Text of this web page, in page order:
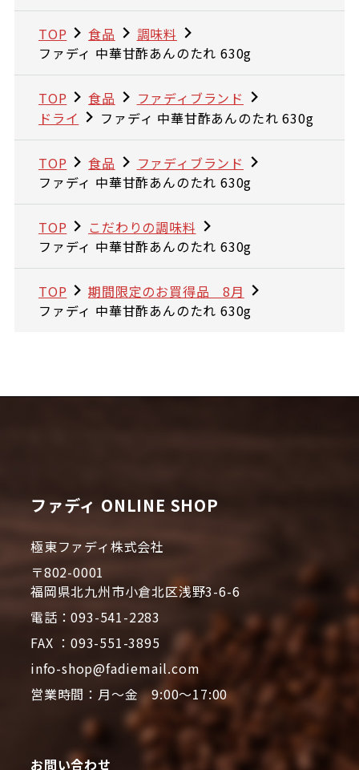
TOP 食品
調味料
ファディ 中華甘酢あんのたれ 630g
TOP 食品
ファディブランド
ドライ
ファディ 中華甘酢あんのたれ 630g
TOP 食品
ファディブランド
ファディ 中華甘酢あんのたれ 630g
TOP
こだわりの調味料
ファディ 中華甘酢あんのたれ 630g
TOP
期間限定のお買得品 8月
ファディ 中華甘酢あんのたれ 630g
ファディ ONLINE SHOP
極東ファディ株式会社
〒802-0001
福岡県北九州市小倉北区浅野3-6-6
電話：093-541-2283
FAX ：093-551-3895
info-shop@fadiemail.com
営業時間：月～金 9:00～17:00
お問い合わせ